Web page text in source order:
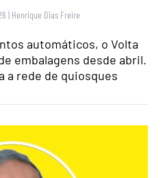
| Henrique Dias Freire
automáticos, o Volta
embalagens desde abril.
a rede de quiosques